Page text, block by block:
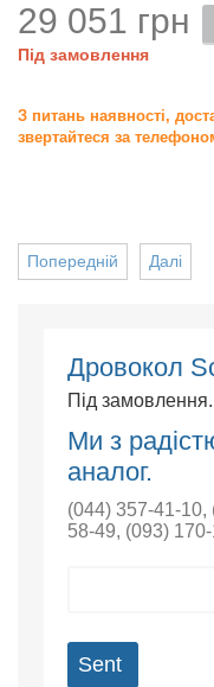
29 051 грн
Під замовлення
З питань наявності,
звертайтеся за
Далі
Попередній
Дровокол
Під замовлення.
Ми з
аналог.
(044) 357-41-10,
58-49, (093)
Sent